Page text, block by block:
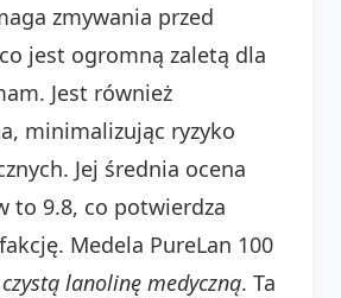
zmywania przed
jest ogromną zaletą dla
Jest również
minimalizując ryzyko
Jej średnia ocena
to 9.8, co potwierdza
Medela PureLan 100
czystą lanolinę medyczną. Ta